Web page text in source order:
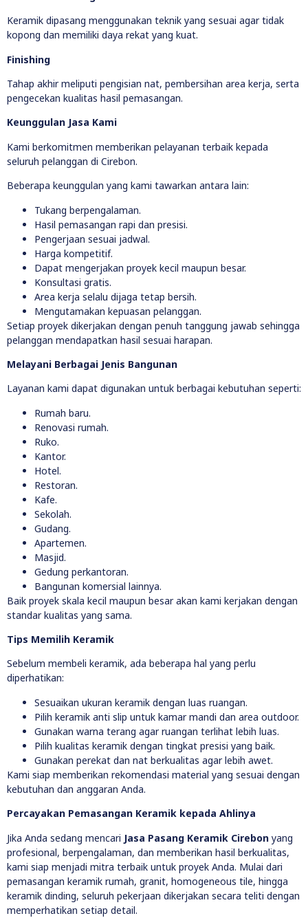
Keramik dipasang menggunakan teknik yang sesuai agar tidak
kopong dan memiliki daya rekat yang kuat.
Finishing
Tahap akhir meliputi pengisian nat, pembersihan area kerja, serta
pengecekan kualitas hasil pemasangan.
Keunggulan Jasa Kami
Kami berkomitmen memberikan pelayanan terbaik kepada
seluruh pelanggan di Cirebon.
Beberapa keunggulan yang kami tawarkan antara lain:
Tukang berpengalaman.
Hasil pemasangan rapi dan presisi.
Pengerjaan sesuai jadwal.
Harga kompetitif.
Dapat mengerjakan proyek kecil maupun besar.
Konsultasi gratis.
Area kerja selalu dijaga tetap bersih.
Mengutamakan kepuasan pelanggan.
Setiap proyek dikerjakan dengan penuh tanggung jawab sehingga
pelanggan mendapatkan hasil sesuai harapan.
Melayani Berbagai Jenis Bangunan
Layanan kami dapat digunakan untuk berbagai kebutuhan seperti:
Rumah baru.
Renovasi rumah.
Ruko.
Kantor.
Hotel.
Restoran.
Kafe.
Sekolah.
Gudang.
Apartemen.
Masjid.
Gedung perkantoran.
Bangunan komersial lainnya.
Baik proyek skala kecil maupun besar akan kami kerjakan dengan
standar kualitas yang sama.
Tips Memilih Keramik
Sebelum membeli keramik, ada beberapa hal yang perlu
diperhatikan:
Sesuaikan ukuran keramik dengan luas ruangan.
Pilih keramik anti slip untuk kamar mandi dan area outdoor.
Gunakan warna terang agar ruangan terlihat lebih luas.
Pilih kualitas keramik dengan tingkat presisi yang baik.
Gunakan perekat dan nat berkualitas agar lebih awet.
Kami siap memberikan rekomendasi material yang sesuai dengan
kebutuhan dan anggaran Anda.
Percayakan Pemasangan Keramik kepada Ahlinya
Jika Anda sedang mencari Jasa Pasang Keramik Cirebon yang
profesional, berpengalaman, dan memberikan hasil berkualitas,
kami siap menjadi mitra terbaik untuk proyek Anda. Mulai dari
pemasangan keramik rumah, granit, homogeneous tile, hingga
keramik dinding, seluruh pekerjaan dikerjakan secara teliti dengan
memperhatikan setiap detail.